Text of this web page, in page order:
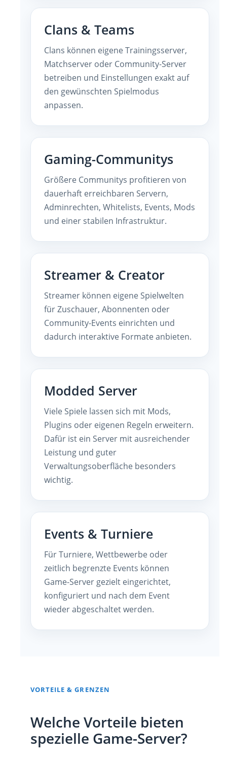
Clans & Teams
Clans können eigene Trainingsserver,
Matchserver oder Community-Server
betreiben und Einstellungen exakt auf
den gewünschten Spielmodus
anpassen.
Gaming-Communitys
Größere Communitys profitieren von
dauerhaft erreichbaren Servern,
Adminrechten, Whitelists, Events, Mods
und einer stabilen Infrastruktur.
Streamer & Creator
Streamer können eigene Spielwelten
für Zuschauer, Abonnenten oder
Community-Events einrichten und
dadurch interaktive Formate anbieten.
Modded Server
Viele Spiele lassen sich mit Mods,
Plugins oder eigenen Regeln erweitern.
Dafür ist ein Server mit ausreichender
Leistung und guter
Verwaltungsoberfläche besonders
wichtig.
Events & Turniere
Für Turniere, Wettbewerbe oder
zeitlich begrenzte Events können
Game-Server gezielt eingerichtet,
konfiguriert und nach dem Event
wieder abgeschaltet werden.
VORTEILE & GRENZEN
Welche Vorteile bieten
spezielle Game-Server?